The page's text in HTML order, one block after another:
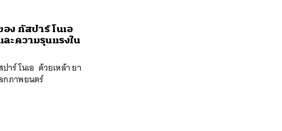
ง กัสปาร์ โนเอ
ะความรุนแรงใน
าร์ โนเอ ด้วยเหล้า ยา
กภาพยนตร์